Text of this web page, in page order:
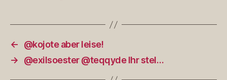
←
@kojote aber leise!
→
@exilsoester @teqqyde Ihr stel…